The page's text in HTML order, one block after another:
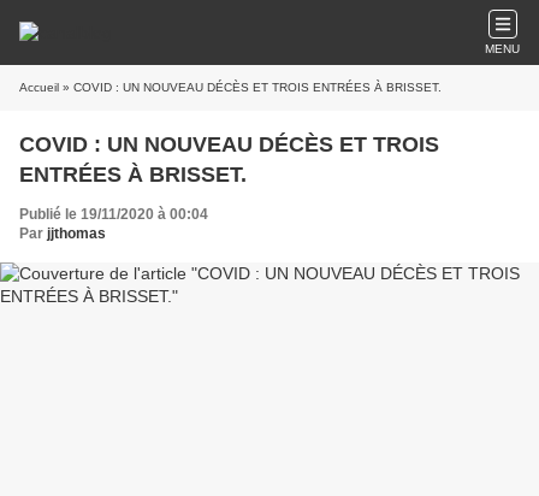
MENU
Accueil » COVID : UN NOUVEAU DÉCÈS ET TROIS ENTRÉES À BRISSET.
COVID : UN NOUVEAU DÉCÈS ET TROIS
ENTRÉES À BRISSET.
Publié le 19/11/2020 à 00:04
Par jjthomas